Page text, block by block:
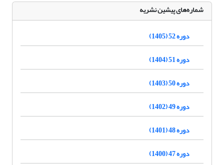
شماره‌های پیشین نشریه
دوره 52 (1405)
دوره 51 (1404)
دوره 50 (1403)
دوره 49 (1402)
دوره 48 (1401)
دوره 47 (1400)